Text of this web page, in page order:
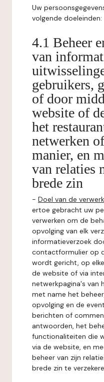
Uw
volgende doeleinden:
4.1 Beheer
van
gebruikers,
of door
website of
het
netwerken
manier, en
van relaties
brede zin
- Doel van de
ertoe gebracht uw
verwerken om de
opvolging van elk
informatieverzoek
contactformulier op
wordt gericht, op
de website of via
netwerkpagina's van
met name het
opvolging en de
berichten of
antwoorden, het
functionaliteiten die
via de website, en
beheer van zijn
brede zin te